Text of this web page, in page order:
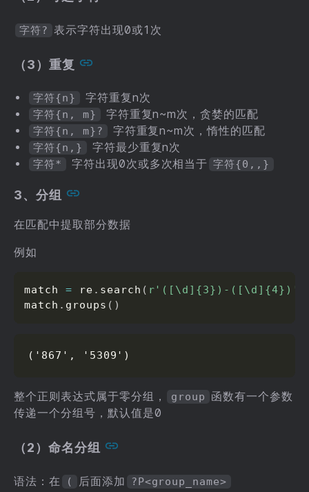
字符? 表示字符出现0或1次
（3）重复
字符{n} 字符重复n次
字符{n, m} 字符重复n~m次，贪婪的匹配
字符{n, m}? 字符重复n~m次，惰性的匹配
字符{n,} 字符最少重复n次
字符* 字符出现0次或多次相当于 字符{0,,}
3、分组
在匹配中提取部分数据
例如
match = re . search ( r'([\d]{3})-([\d]{4})'
match . groups ( )
('867', '5309')
整个正则表达式属于零分组， group
函数有一个参数
传递一个分组号，默认值是0
（2）命名分组
语法：在 ( 后面添加 ?P<group_name>